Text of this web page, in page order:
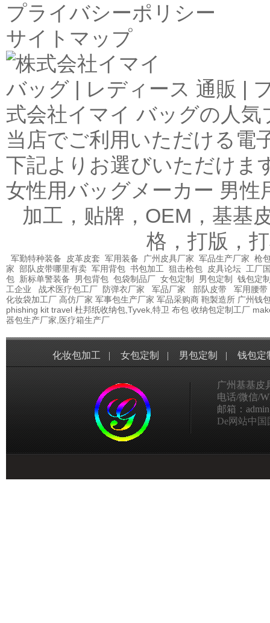
プライバシーポリシー
サイトマップ
バッグ | レディース 通販 |
式会社イマイ バッグの人
当店でご利用いただける電
下記よりお選びいただけま
女性用バッグメーカー 男性
加工，贴牌，OEM，基基
格，打版，
军勤特种装备 皮革皮套 军用装备 广州皮具厂家 军品生产厂家 枪
家 部队皮带哪里有卖 军用背包 书包加工 狙击枪包 皮具论坛 工厂
包 新标单警装备 男包背包 包袋制品厂 女包定制 男包定制
钱包定
工企业
战术医疗包工厂 防弹衣厂家 军品厂家 部队皮带
军用腰带
化妆袋加工厂 高仿厂家 军事包生产厂家 军品采购商 鞄製造所 广州钱
phishing kit travel 杜邦纸收纳包,Tyvek,特卫 布包 收纳包定制工厂
器包生产厂家,医疗箱生产厂
化妆包加工 | 女包定制 | 男包定制 | 钱包定
广州基基皮
电话/微信/
邮箱：
De网站中国